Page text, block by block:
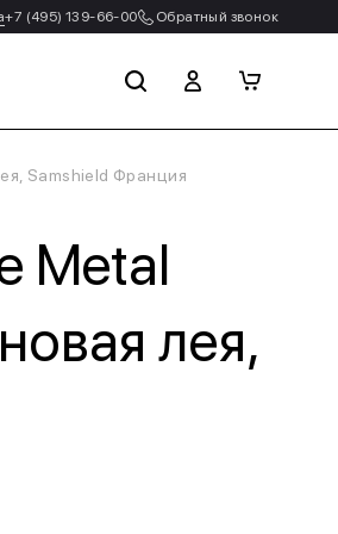
+7 (495) 139-66-00 Обратный звонок
Samshield Франция
Metal
лея,